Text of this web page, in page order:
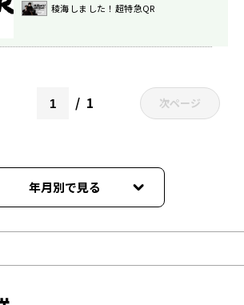
稜海しました！超特急QR
1 次ページ
年月別で見る
年04月
年02月